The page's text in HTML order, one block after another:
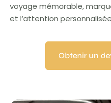
voyage mémorable,
et l’attention
Obtenir un